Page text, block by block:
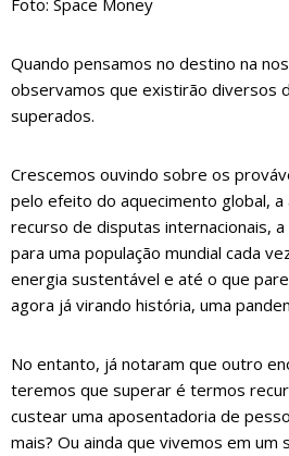
Foto: Space Money
Quando pensamos no destino na
observamos que existirão diversos
superados.
Crescemos ouvindo sobre os
pelo efeito do aquecimento global, a
recurso de disputas internacionais,
para uma população mundial cada
energia sustentável e até o que
agora já virando história, uma
No entanto, já notaram que outro
teremos que superar é termos
custear uma aposentadoria de
mais? Ou ainda que vivemos em um